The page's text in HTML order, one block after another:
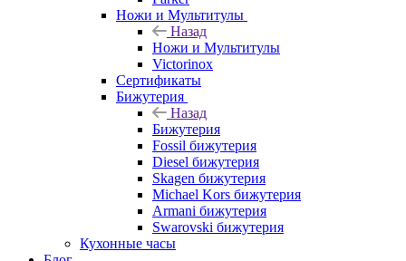
Ножи и Мультитулы
Назад
Ножи и Мультитулы
Victorinox
Сертификаты
Бижутерия
Назад
Бижутерия
Fossil бижутерия
Diesel бижутерия
Skagen бижутерия
Michael Kors бижутерия
Armani бижутерия
Swarovski бижутерия
Кухонные часы